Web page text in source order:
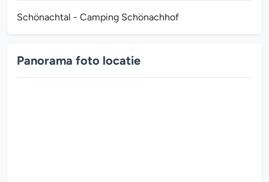
Schönachtal - Camping Schönachhof
Panorama foto locatie